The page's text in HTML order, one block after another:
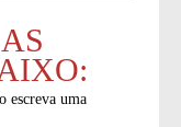
escreva uma